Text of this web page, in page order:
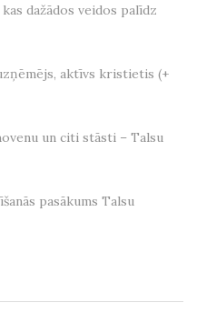
dažādos veidos palīdz
aktīvs kristietis (+
un citi stāsti – Talsu
pasākums Talsu